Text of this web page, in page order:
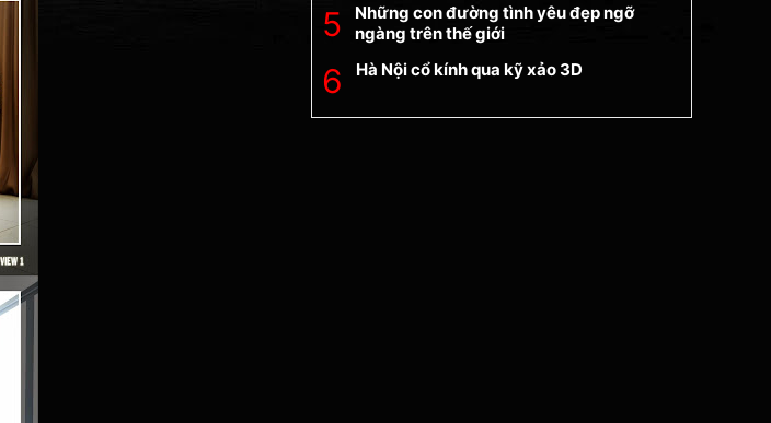
Những con đường tình yêu đẹp ngỡ
ngàng trên thế giới
Hà Nội cổ kính qua kỹ xảo 3D